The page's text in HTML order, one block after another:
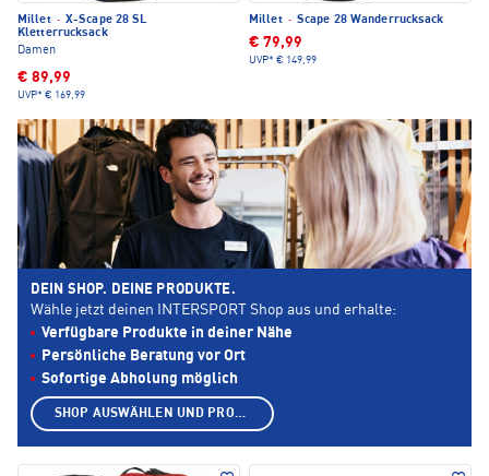
Millet · X-Scape 28 SL
Kletterrucksack
Damen
€ 89,99
UVP* € 169,99
Millet · Scape 28 Wanderrucksack
€ 79,99
UVP* € 149,99
DEIN SHOP. DEINE PRODUKTE.
Wähle jetzt deinen INTERSPORT Shop aus und erhalte:
Verfügbare Produkte in deiner Nähe
Persönliche Beratung vor Ort
Sofortige Abholung möglich
SHOP AUSWÄHLEN UND PRODUKTE ANZEIGEN